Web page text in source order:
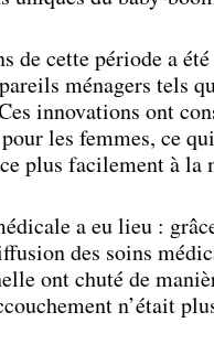
de cette période a
ménagers tels
innovations ont
les femmes, ce
plus facilement à la
a eu lieu :
des soins
ont chuté de
n’était